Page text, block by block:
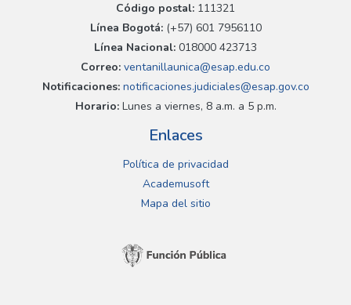
Código postal: 111321
Línea Bogotá:(+57) 601 7956110
Línea Nacional: 018000 423713
Correo: ventanillaunica@esap.edu.co
Notificaciones:notificaciones.judiciales@esap.gov.co
Horario:Lunes a viernes, 8 a.m. a 5 p.m.
Enlaces
Política de privacidad
Academusoft
Mapa del sitio